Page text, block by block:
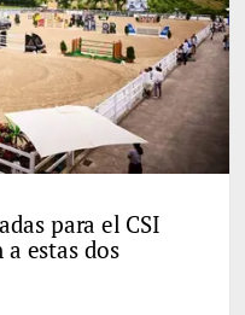
para el CSI
a estas dos